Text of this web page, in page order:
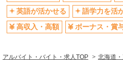
英語が活かせる
語学力を活
高収入・高額
ボーナス・賞
アルバイト・バイト・求人TOP 北海道